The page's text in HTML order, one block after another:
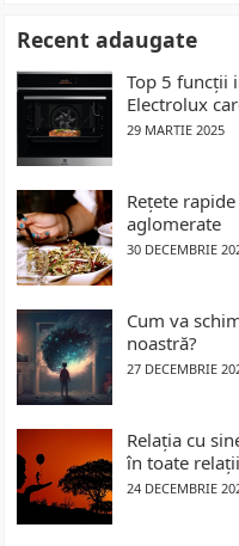
Recent adaugate
Top 5 funcții
Electrolux
29 MARTIE 2025
Rețete
aglomerate
30 DECEMBRIE
Cum va
noastră?
27 DECEMBRIE
Relația cu
în toate
24 DECEMBRIE